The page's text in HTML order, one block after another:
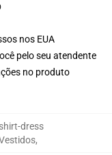
nos EUA
pelo seu atendente
no produto
dress
,